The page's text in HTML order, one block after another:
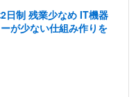
日制 残業少なめ IT機器
が少ない仕組み作りを